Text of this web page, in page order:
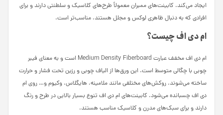
ایجاد می‌کند. کابینت‌های ممبران معمولاً طرح‌های کلاسیک و سلطنتی دارند و برای
افرادی که به دنبال ظاهری لوکس و مجلل هستند، مناسب‌تر است.
ام دی اف چیست؟
ام دی اف مخفف عبارت Medium Density Fiberboard است و به معنای فیبر
چوبی با چگالی متوسط است. این ورق‌ها از الیاف چوبی و رزین تحت فشار و حرارت
ساخته می‌شوند. روکش‌های مختلفی مانند ملامینه، هایگلاس، وکیوم و… روی ام
دی اف چسبانده می‌شود. کابینت‌های ام دی اف تنوع بسیار بالایی در طرح و رنگ
دارند و برای سبک‌های مدرن و کلاسیک مناسب هستند.